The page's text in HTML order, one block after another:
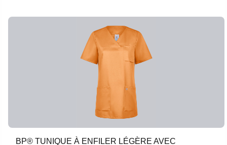
BP® TUNIQUE À ENFILER LÉGÈRE AVEC